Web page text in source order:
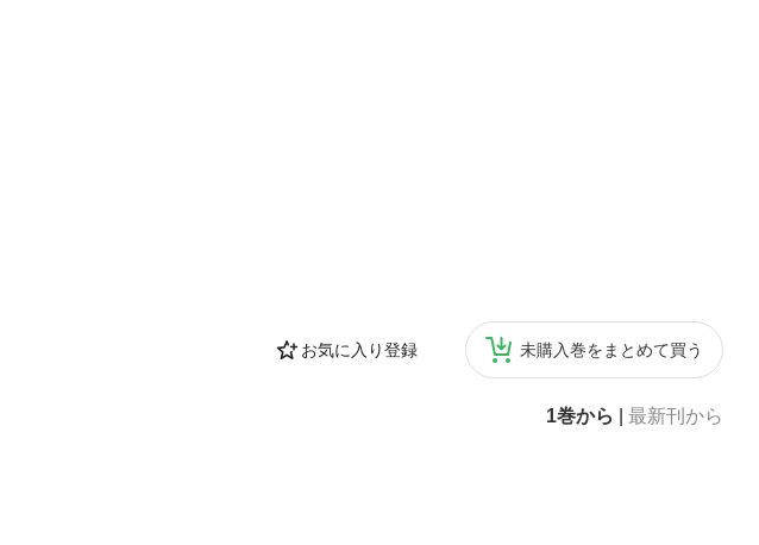
お気に入り登録 未購入巻をまとめて買う
1巻から 最新刊から
り戻そうと奮闘する彼に、やがてフェイ